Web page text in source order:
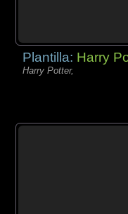
Plantilla: Harry
Harry Potter,